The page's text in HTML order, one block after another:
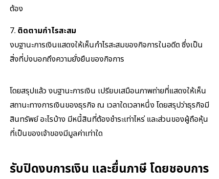
ต้อง
7. ติดตามกำไรสะสม
งบฐานะการเงินแสดงให้เห็นกำไรสะสมของกิจการในอดีต ซึ่งเป็น
สิ่งที่บ่งบอกถึงความยั่งยืนของกิจการ
โดยสรุปแล้ว งบฐานะการเงิน เปรียบเสมือนภาพถ่ายที่แสดงให้เห็น
สถานะทางการเงินของธุรกิจ ณ เวลาใดเวลาหนึ่ง โดยสรุปว่าธุรกิจมี
สินทรัพย์ อะไรบ้าง มีหนี้สินที่ต้องชำระเท่าไหร่ และส่วนของผู้ถือหุ้น
ที่เป็นของเจ้าของมีมูลค่าเท่าใด
รับปิดงบการเงิน และยื่นภาษี โดยชอบการ